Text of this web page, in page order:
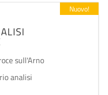
orientamento
alla mobilità sul
processo
sull'Arno
analisi
Nuovo!